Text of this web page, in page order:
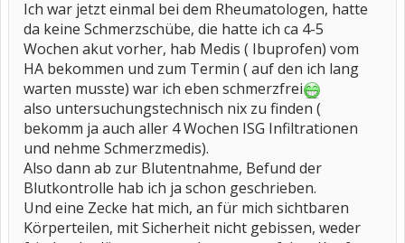
Ich war jetzt einmal bei dem Rheumatologen, hatte
da keine Schmerzschübe, die hatte ich ca 4-5
Wochen akut vorher, hab Medis ( Ibuprofen) vom
HA bekommen und zum Termin ( auf den ich lang
warten musste) war ich eben schmerzfrei
also untersuchungstechnisch nix zu finden (
bekomm ja auch aller 4 Wochen ISG Infiltrationen
und nehme Schmerzmedis).
Also dann ab zur Blutentnahme, Befund der
Blutkontrolle hab ich ja schon geschrieben.
Und eine Zecke hat mich, an für mich sichtbaren
Körperteilen, mit Sicherheit nicht gebissen, weder